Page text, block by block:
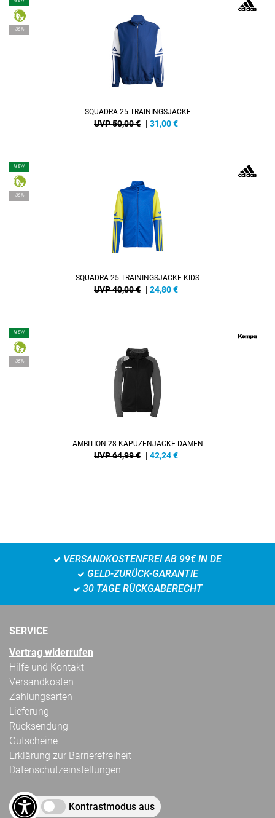
-38%
SQUADRA 25 TRAININGSJACKE
UVP 50,00 € | 31,00€
NEW
-38%
SQUADRA 25 TRAININGSJACKE KIDS
UVP 40,00 € | 24,80€
NEW
-35%
AMBITION 28 KAPUZENJACKE DAMEN
UVP 64,99 € | 42,24€
VERSANDKOSTENFREI AB 99€ IN DE
GELD-ZURÜCK-GARANTIE
30 TAGE RÜCKGABERECHT
SERVICE
Vertrag widerrufen
Hilfe und Kontakt
Versandkosten
Zahlungsarten
Lieferung
Rücksendung
Gutscheine
Erklärung zur Barrierefreiheit
Datenschutzeinstellungen
Kontrastmodus aus